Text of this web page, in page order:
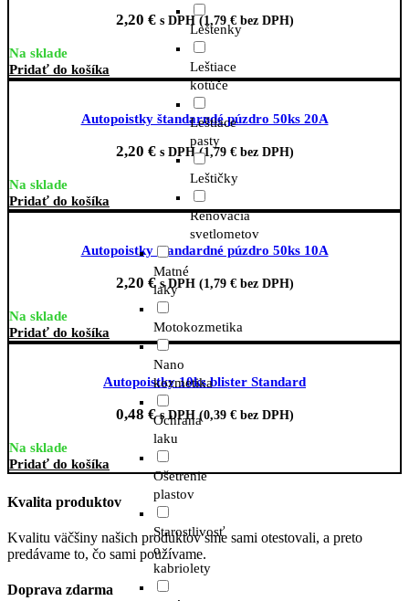
Leštenky
Leštiace
kotúče
Leštiace
pasty
Leštičky
Renovácia
svetlometov
Matné
laky
Motokozmetika
Nano
kozmetika
Ochrana
laku
Ošetrenie
plastov
Starostlivosť
o
kabriolety
2,20 € s DPH (1,79 €bez DPH)
Na sklade
Pridať do košíka
Autopoistky štandarndé púzdro 50ks 20A
2,20 € s DPH (1,79 €bez DPH)
Na sklade
Pridať do košíka
Autopoistky štandardné púzdro 50ks 10A
2,20 € s DPH (1,79 €bez DPH)
Na sklade
Pridať do košíka
Autopoistky 10ks blister Standard
0,48 € s DPH (0,39 €bez DPH)
Na sklade
Pridať do košíka
Kvalita produktov
Kvalitu väčšiny našich produktov sme sami otestovali, a preto
predávame to, čo sami používame.
Doprava zdarma